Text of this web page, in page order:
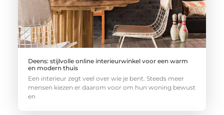
Deens: stijlvolle online interieurwinkel voor een warm
en modern thuis
Een interieur zegt veel over wie je bent. Steeds meer
mensen kiezen er daarom voor om hun woning bewust
en